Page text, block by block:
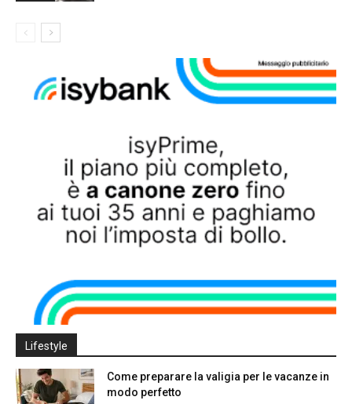
Lifestyle
Come preparare la valigia per le vacanze in
modo perfetto